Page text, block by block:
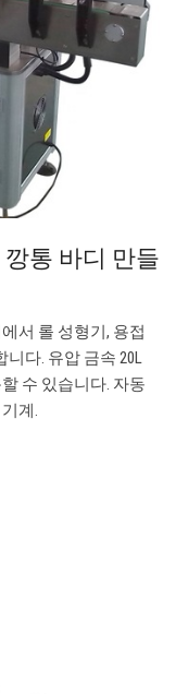
통 바디 만들
서 롤 성형기, 용접
다. 유압 금속 20L
수 있습니다. 자동
계.